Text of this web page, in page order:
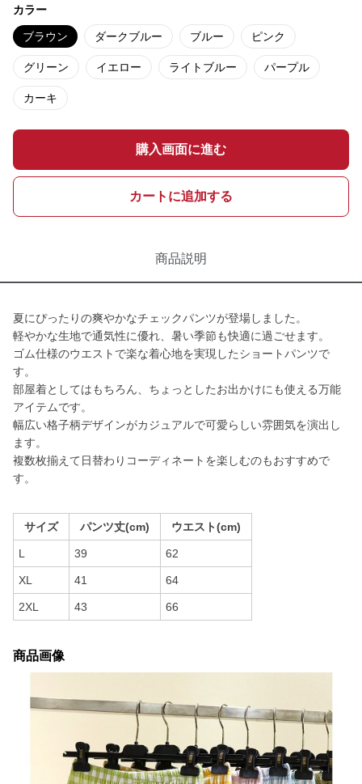
カラー
ブラウン ダークブルー ブルー ピンク
グリーン イエロー ライトブルー パープル
カーキ
購入画面に進む
カートに追加する
商品説明
夏にぴったりの爽やかなチェックパンツが登場しました。
軽やかな生地で通気性に優れ、暑い季節も快適に過ごせます。
ゴム仕様のウエストで楽な着心地を実現したショートパンツで
す。
部屋着としてはもちろん、ちょっとしたお出かけにも使える万能
アイテムです。
幅広い格子柄デザインがカジュアルで可愛らしい雰囲気を演出し
ます。
複数枚揃えて日替わりコーディネートを楽しむのもおすすめで
す。
サイズ パンツ丈(cm) ウエスト(cm)
L 39 62
XL 41 64
2XL 43 66
商品画像